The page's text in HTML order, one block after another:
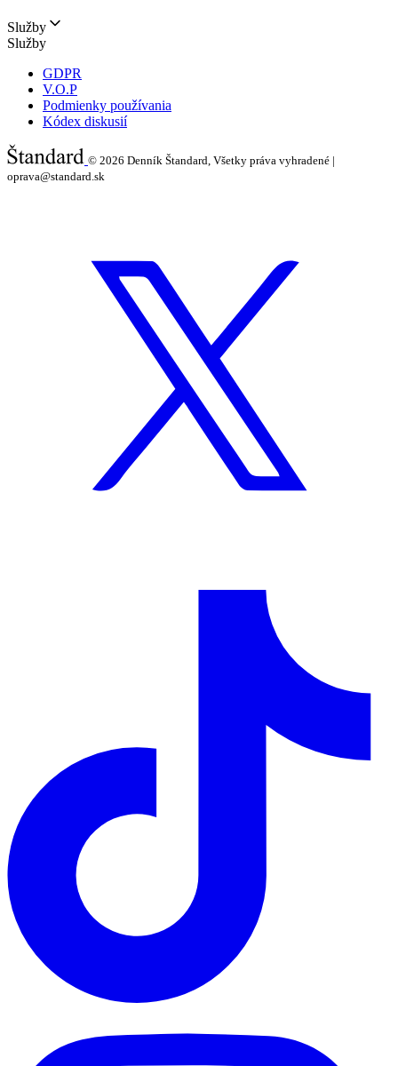
Služby
Služby
GDPR
V.O.P
Podmienky používania
Kódex diskusií
© 2026 Denník Štandard, Všetky práva vyhradené |
oprava@standard.sk